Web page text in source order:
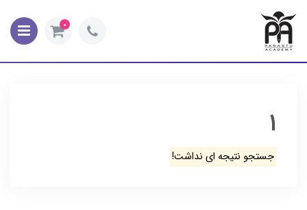
0
1
جستجو نتیجه ای نداشت!